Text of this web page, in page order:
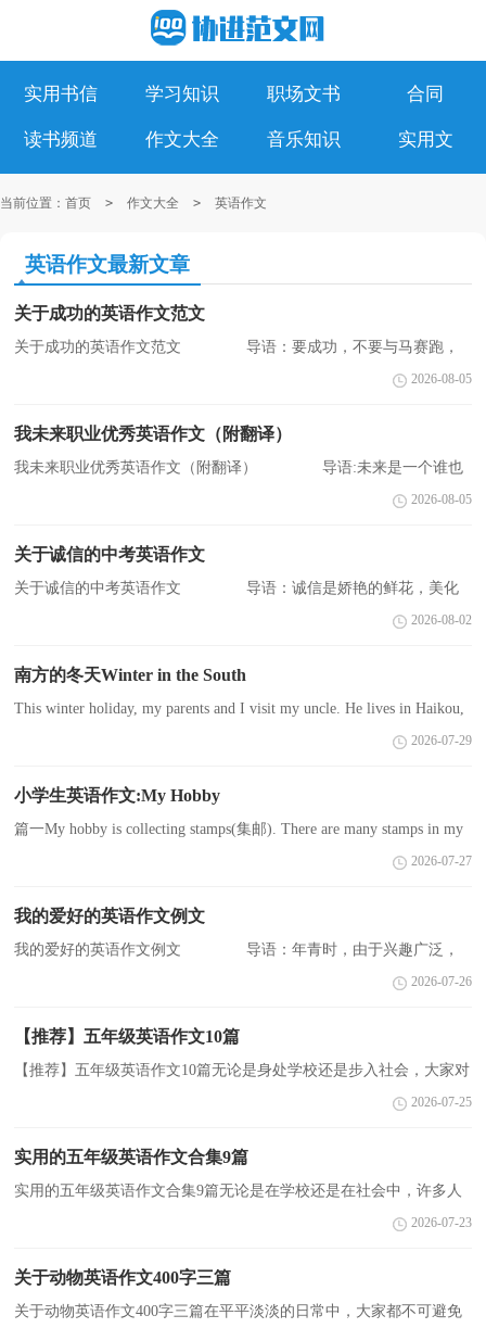
实用书信 学习知识 职场文书 合同
读书频道 作文大全 音乐知识 实用文
当前位置： 首页 > 作文大全 > 英语作文
英语作文最新文章
关于成功的英语作文范文
关于成功的英语作文范文 导语：要成功，不要与马赛跑，
要骑在马上，马上成功，下面是小编为大家整理的,英语范文。希望
CNFLA...
2026-08-05
我未来职业优秀英语作文（附翻译）
我未来职业优秀英语作文（附翻译） 导语:未来是一个谁也
无法预料的词，每个人都活在当下，并不知未来会有什么，未来我会
活...
2026-08-05
关于诚信的中考英语作文
关于诚信的中考英语作文 导语：诚信是娇艳的鲜花，美化
世界;诚信是灿烂的阳光，温暖人间;诚信是甘甜的清泉，滋润心田。
2026-08-02
南方的冬天Winter in the South
This winter holiday, my parents and I visit my uncle. He lives in Haikou,
Hainan Province. It’s the first time I spend winter holiday and the Spring
2026-07-29
小学生英语作文:My Hobby
篇一My hobby is collecting stamps(集邮). There are many stamps in my
room. I like stamps very much. There are many things on the stamps.2026-07-27
我的爱好的英语作文例文
我的爱好的英语作文例文 导语：年青时，由于兴趣广泛，
容易忘事;年老了，由于缺乏兴趣而健忘。今天小编为大家整理爱好
相...
2026-07-26
【推荐】五年级英语作文10篇
【推荐】五年级英语作文10篇无论是身处学校还是步入社会，大家对
作文都再熟悉不过了吧，作文是经过人的思想考虑和语言组织，通过
2026-07-25
实用的五年级英语作文合集9篇
实用的五年级英语作文合集9篇无论是在学校还是在社会中，许多人
都写过作文吧，作文可分为小学作文、中学作文、大学作文（论2026-07-23
关于动物英语作文400字三篇
关于动物英语作文400字三篇在平平淡淡的日常中，大家都不可避免